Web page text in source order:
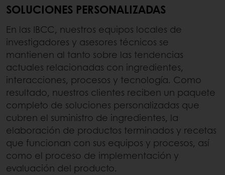
SOLUCIONES PERSONALIZADAS
En las IBCC, nuestros equipos locales de
investigadores y asesores técnicos se
mantienen al tanto sobre las tendencias
actuales relacionadas con ingredientes,
interacciones, procesos y tecnología. Como
resultado, nuestros clientes reciben un paquete
completo de soluciones personalizadas que
cubren el suministro de ingredientes, la
elaboración de productos terminados y recetas
que funcionan con sus equipos y procesos, así
como el proceso de implementación y
evaluación del producto.